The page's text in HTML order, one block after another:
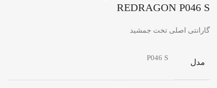
REDRAGON P046 S
گارانتی اصلی تخت جمشید
مدل P046 S